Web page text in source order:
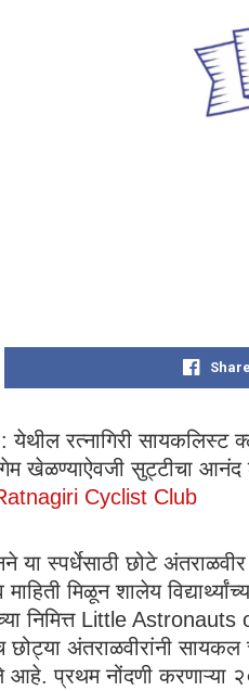
: येथील रत्नागिरी
गेम खेळण्याऐवजी सुट्टीचा
Cyclist Club
या स्पर्धेसाठी छोटे
माहिती मिळून शालेय
निमित्त Little
छोट्या अंतराळवीरांनी
प्रथम नोंदणी करणाऱ्या